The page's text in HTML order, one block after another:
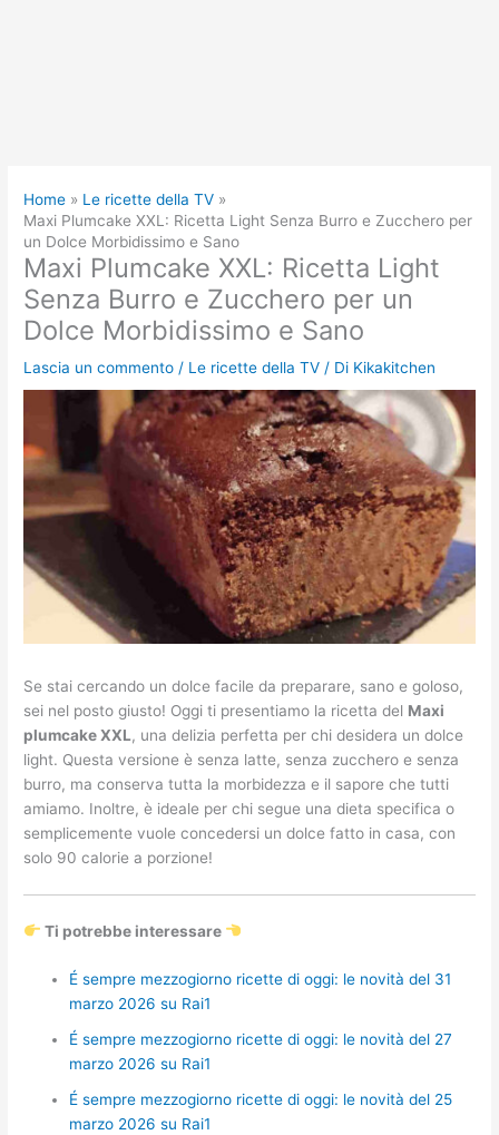
Home
Le ricette della TV
Maxi Plumcake XXL: Ricetta Light Senza Burro e Zucchero per
un Dolce Morbidissimo e Sano
Maxi Plumcake XXL: Ricetta Light
Senza Burro e Zucchero per un
Dolce Morbidissimo e Sano
Lascia un commento / Le ricette della TV / Di Kikakitchen
Se stai cercando un dolce facile da preparare, sano e goloso,
sei nel posto giusto! Oggi ti presentiamo la ricetta del Maxi
plumcake XXL, una delizia perfetta per chi desidera un dolce
light. Questa versione è senza latte, senza zucchero e senza
burro, ma conserva tutta la morbidezza e il sapore che tutti
amiamo. Inoltre, è ideale per chi segue una dieta specifica o
semplicemente vuole concedersi un dolce fatto in casa, con
solo 90 calorie a porzione!
Ti potrebbe interessare
É sempre mezzogiorno ricette di oggi: le novità del 31
marzo 2026 su Rai1
É sempre mezzogiorno ricette di oggi: le novità del 27
marzo 2026 su Rai1
É sempre mezzogiorno ricette di oggi: le novità del 25
marzo 2026 su Rai1